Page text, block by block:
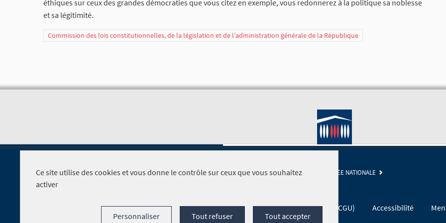
éthiques sur ceux des grandes démocraties que vous citez en exemple, vous redonnerez à la politique sa noblesse
et sa légitimité.
Commission des lois constitutionnelles, de la législation et de l’administration générale de la République
SITE DE L'ASSEMBLÉE NATIONALE
Foire aux questions Conditions générales d'utilisation (CGU) Accessibilité
Ce site utilise des cookies et vous donne le contrôle sur ceux que vous souhaitez
activer
Tout accepter
Tout refuser
Personnaliser